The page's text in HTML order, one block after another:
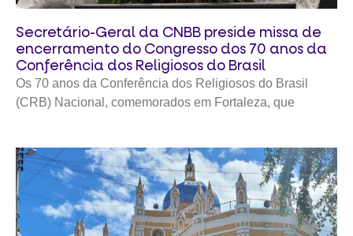
Secretário-Geral da CNBB preside missa de
encerramento do Congresso dos 70 anos da
Conferência dos Religiosos do Brasil
Os 70 anos da Conferência dos Religiosos do Brasil
(CRB) Nacional, comemorados em Fortaleza, que